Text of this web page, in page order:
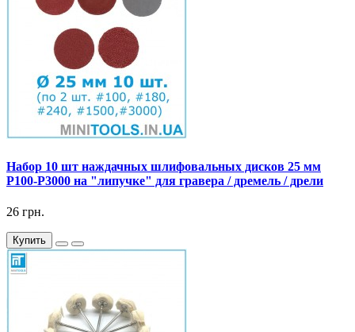
Набор 10 шт наждачных шлифовальных дисков 25 мм
P100-P3000 на "липучке" для гравера / дремель / дрели
26 грн.
Купить